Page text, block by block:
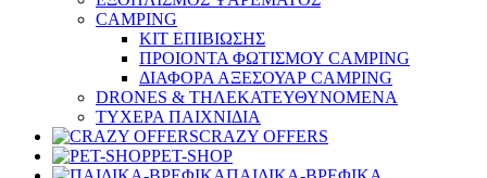
CAMPING
ΚΙΤ ΕΠΙΒΙΩΣΗΣ
ΠΡΟΙΟΝΤΑ ΦΩΤΙΣΜΟΥ CAMPING
ΔΙΑΦΟΡΑ ΑΞΕΣΟΥΑΡ CAMPING
DRONES & ΤΗΛΕΚΑΤΕΥΘΥΝΟΜΕΝΑ
ΤΥΧΕΡΑ ΠΑΙΧΝΙΔΙΑ
CRAZY OFFERS
PET-SHOP